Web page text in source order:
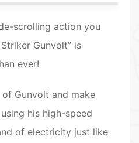
scrolling action you
Gunvolt” is
ever!
Gunvolt and make
his high-speed
of electricity just like